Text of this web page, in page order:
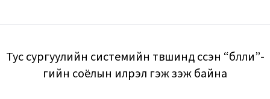
Тус сургуулийн системийн түвшинд үүссэн “бүлли”-
гийн соёлын илрэл гэж үзэж байна